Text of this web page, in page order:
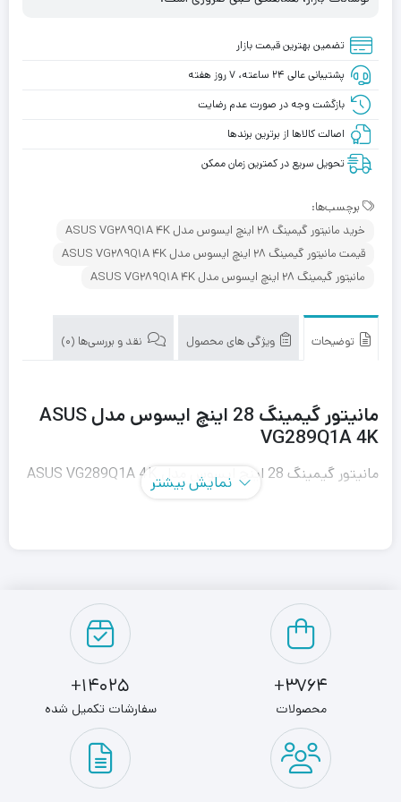
تضمین بهترین قیمت بازار
پشتیبانی عالی ۲۴ ساعته، ۷ روز هفته
بازگشت وجه در صورت عدم رضایت
اصالت کالاها از برترین برندها
تحویل سریع در کمترین زمان ممکن
برچسب‌ها:
خرید مانیتور گیمینگ 28 اینچ ایسوس مدل ASUS VG289Q1A 4K
قیمت مانیتور گیمینگ 28 اینچ ایسوس مدل ASUS VG289Q1A 4K
مانیتور گیمینگ 28 اینچ ایسوس مدل ASUS VG289Q1A 4K
توضیحات ویژگی های محصول نقد و بررسی‌ها (0)
مانیتور گیمینگ 28 اینچ ایسوس مدل ASUS
VG289Q1A 4K
مانیتور گیمینگ 28 اینچ ایسوس مدل ASUS VG289Q1A 4K
گیمینگ شما را ارتقا می‌دهد. قابلیت GameVisual نیز
حالت‌های مختلف نمایش از پیش تعیین شده را برای بهینه‌سازی
تصاویر در انواع مختلف بازی‌ها ارائه می‌دهد.
مانیتور گیمینگ 28 اینچ ایسوس مدل ASUS VG289Q1A 4K
از فناوری HDR در طیف وسیعی از روشنایی پشتیبانی می‌کند تا
نمایش بیشتر
3764+
محصولات
14025+
سفارشات تکمیل شده